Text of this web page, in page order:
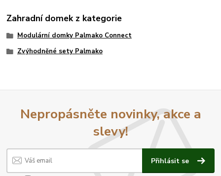
Zahradní domek z kategorie
Modulární domky Palmako Connect
Zvýhodněné sety Palmako
Nepropásněte novinky, akce a
slevy!
Přihlásit se